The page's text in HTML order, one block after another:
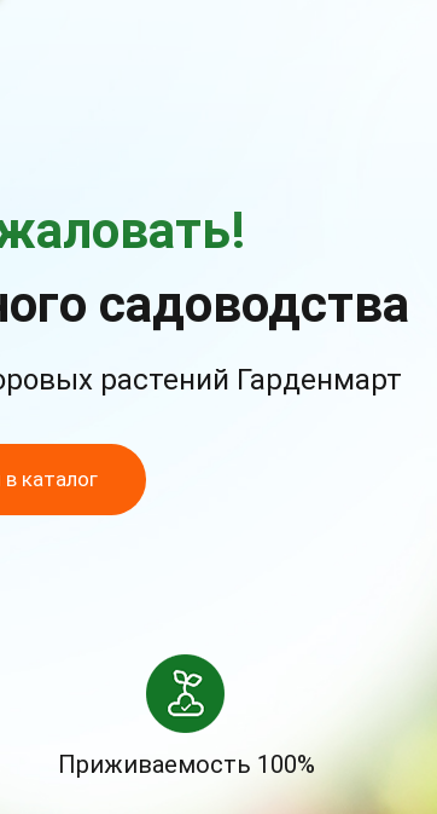
садоводства
растений Гарденмарт
каталог
Приживаемость 100%